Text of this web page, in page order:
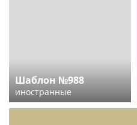
Шаблон №988
иностранные